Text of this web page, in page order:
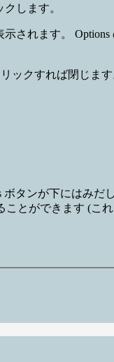
します。
れます。
ックすれば閉じま
タンが下にはみだ
とができます (こ